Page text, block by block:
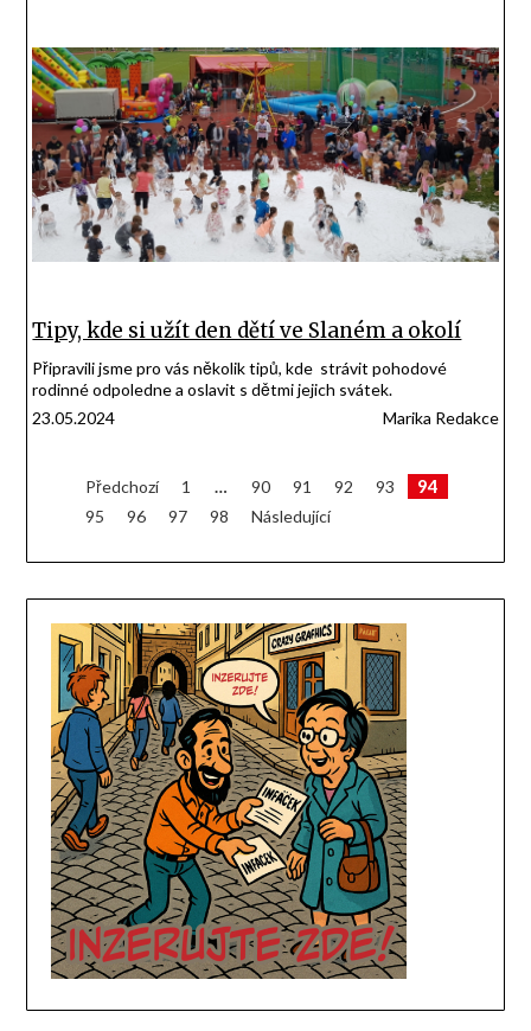
Tipy, kde si užít den dětí ve Slaném a okolí
Připravili jsme pro vás několik tipů, kde strávit pohodové
rodinné odpoledne a oslavit s dětmi jejich svátek.
23.05.2024
Marika Redakce
Stránkování
příspěvků
Předchozí 1 … 90 91 92 93 94
95 96 97 98 Následující